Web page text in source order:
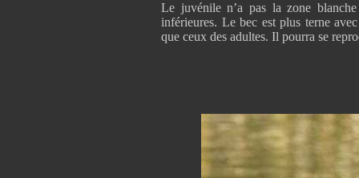
Le juvénile n’a pas la zone
inférieures. Le bec est plus terne
que ceux des adultes. Il pourra se